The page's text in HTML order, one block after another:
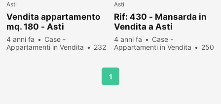
Asti
Vendita appartamento
mq. 180 - Asti
4 anni fa
Case -
Appartamenti in Vendita
232
Asti
Rif: 430 - Mansarda in
Vendita a Asti
4 anni fa
Case -
Appartamenti in Vendita
250
1